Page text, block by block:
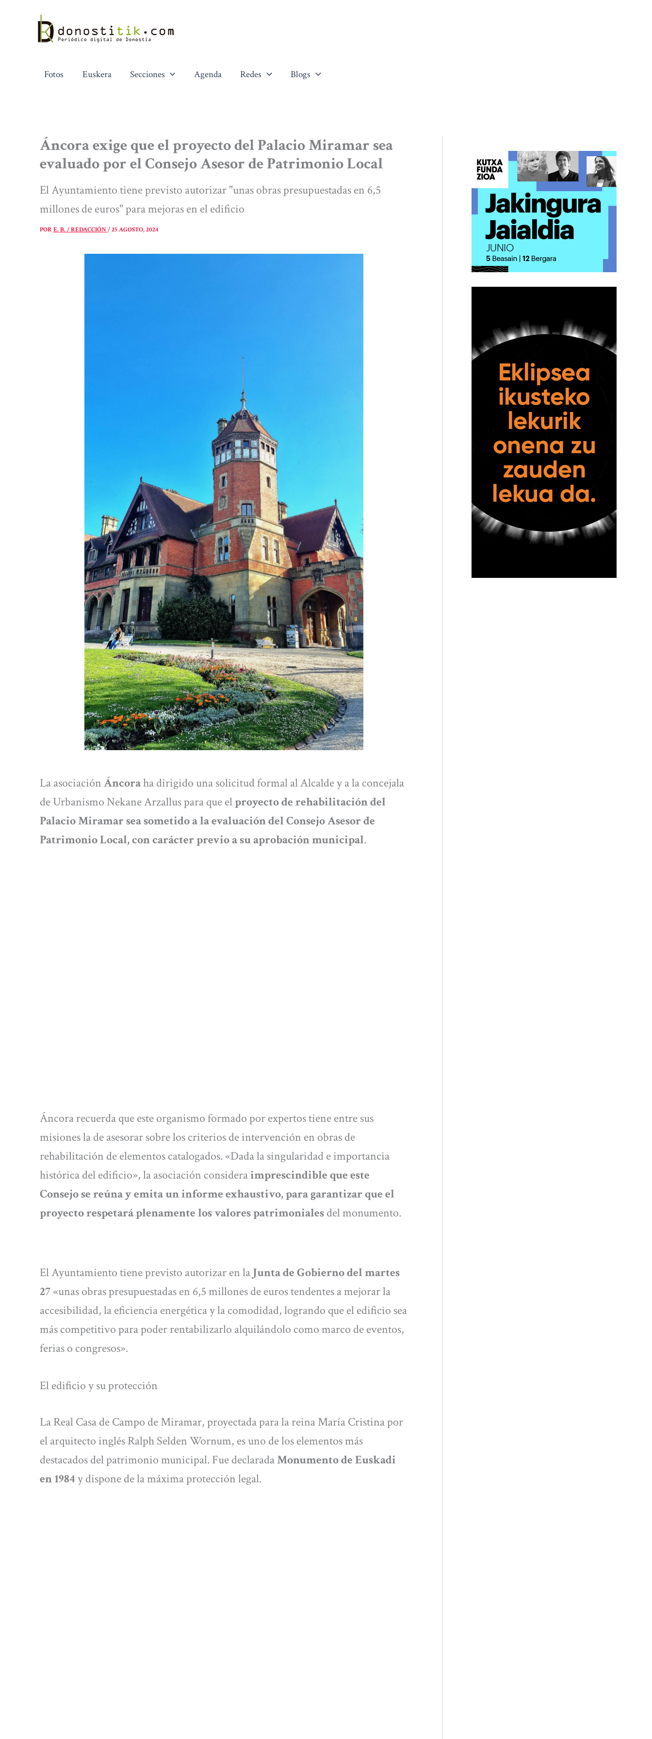
contenido
Fotos Euskera Secciones Agenda Redes Blogs
Áncora exige que el proyecto del Palacio Miramar sea
evaluado por el Consejo Asesor de Patrimonio Local
El Ayuntamiento tiene previsto autorizar "unas obras presupuestadas en 6,5
millones de euros" para mejoras en el edificio
PORE. B. / REDACCIÓN/25 AGOSTO, 2024
La asociaciónÁncoraha dirigido una solicitud formal al Alcalde y a la concejala
de Urbanismo Nekane Arzallus para que elproyecto de rehabilitación del
Palacio Miramar sea sometido a la evaluación del Consejo Asesor de
Patrimonio Local, con carácter previo a su aprobación municipal.
Áncora recuerda que este organismo formado por expertos tiene entre sus
misiones la de asesorar sobre los criterios de intervención en obras de
rehabilitación de elementos catalogados. «Dada la singularidad e importancia
histórica del edificio», la asociación consideraimprescindible que este
Consejo se reúna y emita un informe exhaustivo, para garantizar que el
proyecto respetará plenamente los valores patrimonialesdel monumento.
El Ayuntamiento tiene previsto autorizar en laJunta de Gobierno del martes
27«unas obras presupuestadas en 6,5 millones de eurostendentes a mejorar la
accesibilidad, la eficiencia energética y la comodidad, logrando que el edificio sea
más competitivo para poder rentabilizarlo alquilándolo como marco de eventos,
ferias o congresos».
El edificio y su protección
La Real Casa de Campo de Miramar, proyectada para la reina María Cristina por
el arquitecto inglés Ralph Selden Wornum, es uno de los elementos más
destacados del patrimonio municipal. Fue declaradaMonumento de Euskadi
en 1984y dispone de la máxima protección legal.